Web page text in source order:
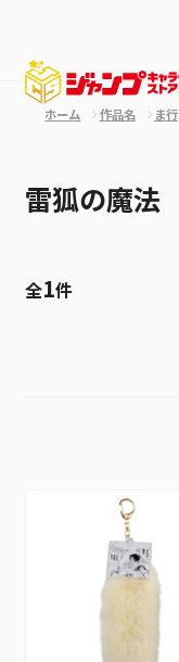
ホーム 作品名 ま行
雷狐の魔法
全1件